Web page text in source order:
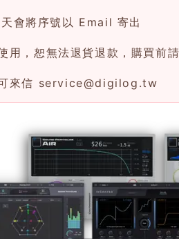
會將序號以 Email 寄出
用，恕無法退貨退款，購買前
來信 service@digilog.tw